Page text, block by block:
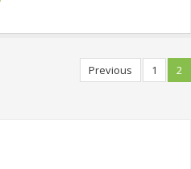
Previous 1 2